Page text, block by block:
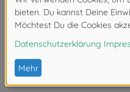
Produktdetails